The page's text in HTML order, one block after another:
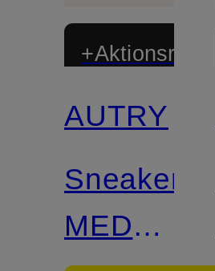
+Aktionsrabatt
AUTRY
Sneaker
MEDALIST